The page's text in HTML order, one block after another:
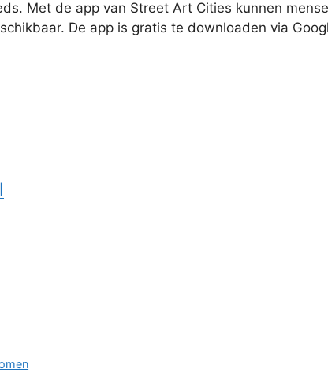
Met de app van Street Art Cities kunnen
De app is gratis te downloaden via